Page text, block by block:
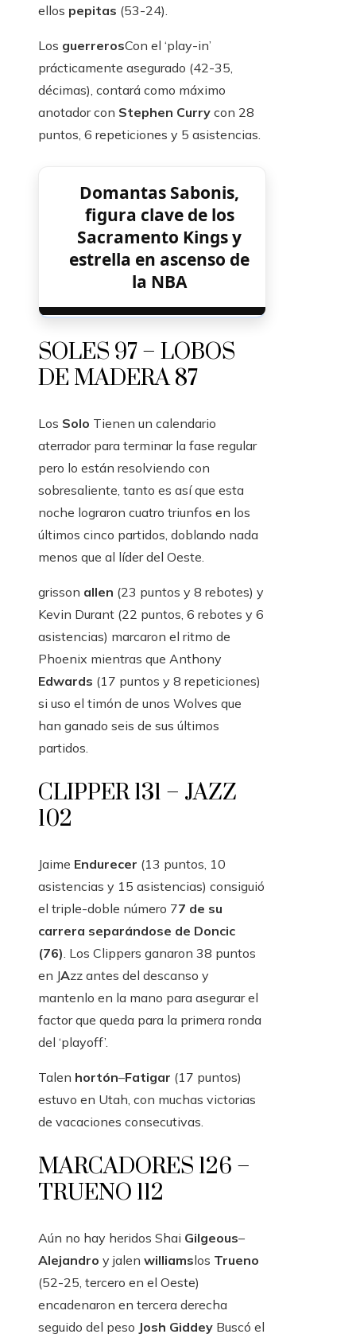
ellos pepitas (53-24).
Los guerrerosCon el ‘play-in’
prácticamente asegurado (42-35,
décimas), contará como máximo
anotador con Stephen Curry con 28
puntos, 6 repeticiones y 5 asistencias.
Domantas Sabonis,
figura clave de los
Sacramento Kings y
estrella en ascenso de
la NBA
SOLES 97 – LOBOS
DE MADERA 87
Los Solo Tienen un calendario
aterrador para terminar la fase regular
pero lo están resolviendo con
sobresaliente, tanto es así que esta
noche lograron cuatro triunfos en los
últimos cinco partidos, doblando nada
menos que al líder del Oeste.
grisson allen (23 puntos y 8 rebotes) y
Kevin Durant (22 puntos, 6 rebotes y 6
asistencias) marcaron el ritmo de
Phoenix mientras que Anthony
Edwards (17 puntos y 8 repeticiones)
si uso el timón de unos Wolves que
han ganado seis de sus últimos
partidos.
CLIPPER 131 – JAZZ
102
Jaime Endurecer (13 puntos, 10
asistencias y 15 asistencias) consiguió
el triple-doble número 77 de su
carrera separándose de Doncic
(76). Los Clippers ganaron 38 puntos
en JAzz antes del descanso y
mantenlo en la mano para asegurar el
factor que queda para la primera ronda
del ‘playoff’.
Talen hortón–Fatigar (17 puntos)
estuvo en Utah, con muchas victorias
de vacaciones consecutivas.
MARCADORES 126 –
TRUENO 112
Aún no hay heridos Shai Gilgeous–
Alejandro y jalen williamslos Trueno
(52-25, tercero en el Oeste)
encadenaron en tercera derecha
seguido del peso Josh Giddey Buscó el